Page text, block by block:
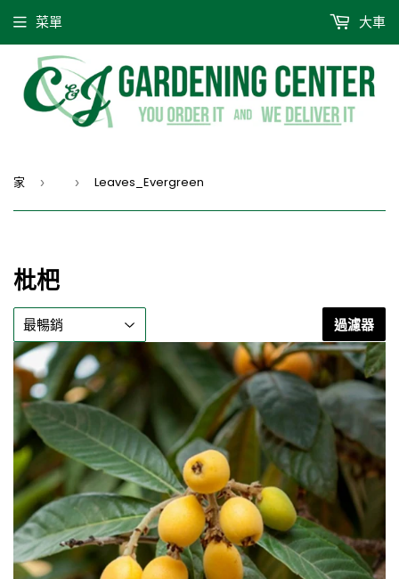
菜單 大車
家 › › Leaves_Evergreen
枇杷
過濾器